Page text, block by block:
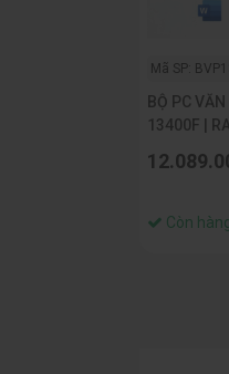
Mã SP:
BỘ PC
13400F |
22INCH
Còn